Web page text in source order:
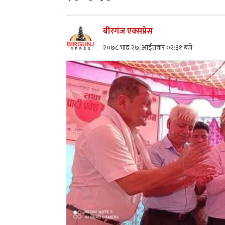
बीरगंज एक्सप्रेस
२०७८ भाद्र २७, आईतवार ०२:३१ बजे